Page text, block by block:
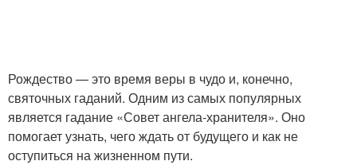
Рождество — это время веры в чудо и, конечно,
святочных гаданий. Одним из самых популярных
является гадание «Совет ангела-хранителя». Оно
помогает узнать, чего ждать от будущего и как не
оступиться на жизненном пути.